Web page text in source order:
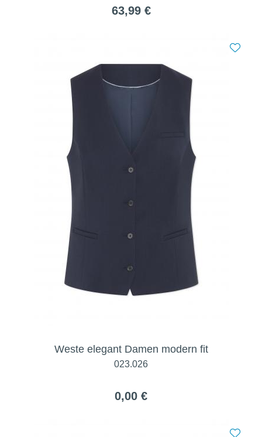
63,99 €
Weste elegant Damen modern fit
023.026
0,00 €